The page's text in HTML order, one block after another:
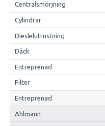
Centralsmörjning
Cylindrar
Dieslelutrustning
Däck
Entreprenad
Filter
Entreprenad
Ahlmann